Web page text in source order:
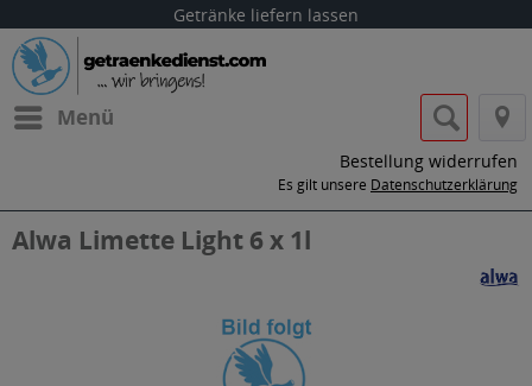
Getränke liefern lassen
Menü
Bestellung widerrufen
Es gilt unsere Datenschutzerklärung
Alwa Limette Light 6 x 1l